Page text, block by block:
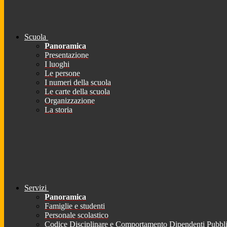
Scuola
Panoramica
Presentazione
I luoghi
Le persone
I numeri della scuola
Le carte della scuola
Organizzazione
La storia
Servizi
Panoramica
Famiglie e studenti
Personale scolastico
Codice Disciplinare e Comportamento Dipendenti